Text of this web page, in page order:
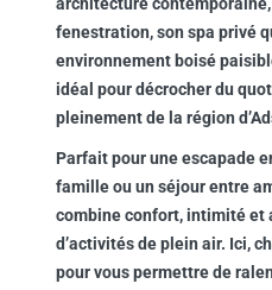
fenestration, son spa privé
environnement boisé
idéal pour décrocher du
pleinement de la région
Parfait pour une escapade
famille ou un séjour entre
combine confort, intimité et
d’activités de plein air. Ici,
pour vous permettre de